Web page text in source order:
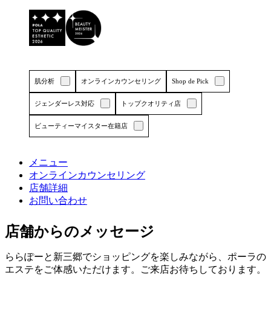
肌分析
詳しくはこちら
オンラインカウンセリング Shop de Pick
詳しくはこちら
ジェンダーレス対応 トップクオリティ店
ビューティーマイスター在籍店
メニュー
オンラインカウンセリング
店舗詳細
お問い合わせ
店舗からのメッセージ
ららぽーと新三郷でショッピングを楽しみながら、ポーラの
エステをご体感いただけます。ご来店お待ちしております。